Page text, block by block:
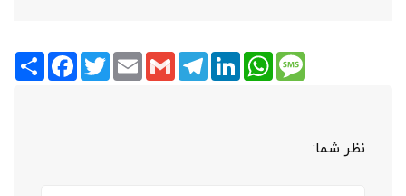
Share
FacebookTwitter Email Gmail
TelegramLinkedInWhatsAppMessage
نظر شما: